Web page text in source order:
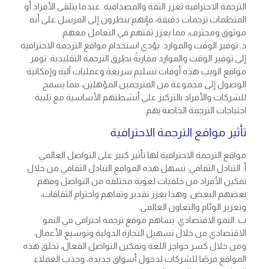
الترجمة الاحترافية تعزز الثقة والمصداقية. عندما يتلقى الأفراد أو
المنظمات ترجمات دقيقة، فإنهم ينظرون إلى المرسل على أنه
موثوق ومحترف، مما يعزز ثقتهم في التعامل معهم.
د. توفير الوقت والموارد: يؤدي استخدام مواقع الترجمة الاحترافية
إلى توفير الوقت والموارد مقارنةً بطرق الترجمة التقليدية. توفر
مواقع الويب هذه أوقات تسليم سريعة وعمليات آلية وإمكانية
الوصول إلى مجموعة من المترجمين المؤهلين، مما يسمح
للشركات والأفراد بالتركيز على أنشطتهم الأساسية مع تلبية
احتياجات الترجمة الخاصة بهم.
تأثير مواقع الترجمة الاحترافية
مواقع الترجمة الاحترافية لها تأثير كبير على التواصل العالمي:
أ. التبادل الثقافي: تسهل هذه المواقع التبادل الثقافي من خلال
تمكين الأفراد من خلفيات لغوية مختلفة من التواصل وفهم
بعضهم البعض. وهذا يعزز تقدير وتفاهم واحترام الثقافات،
وتعزيز الوئام والتعاون العالمي.
ب. النمو الاقتصادي: يساهم موقع ترجمة احترافي في النمو
الاقتصادي من خلال تسهيل التجارة الدولية وتوسيع الأعمال.
ومن خلال كسر حواجز اللغة وتمكين التواصل الفعال، تخلق هذه
المواقع فرصًا للشركات لدخول أسواق جديدة، وجذب العملاء